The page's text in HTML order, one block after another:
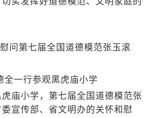
问第七届全国道德模范张玉滚
全一行参观黑虎庙小学
小学，第七届全国道德模范张
宣传部、省文明办的关怀和慰